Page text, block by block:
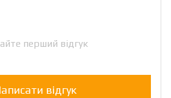
перший відгук
відгук